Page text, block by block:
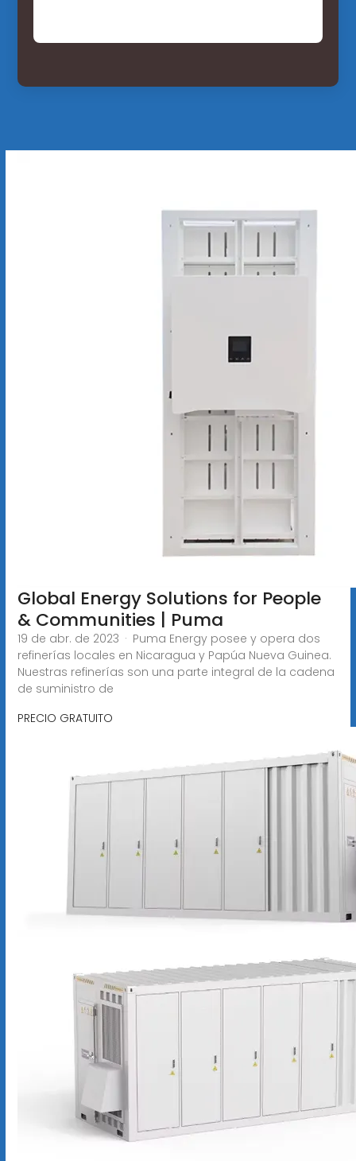
Global Energy Solutions for People
& Communities | Puma
19 de abr. de 2023 · Puma Energy posee y opera dos
refinerías locales en Nicaragua y Papúa Nueva Guinea.
Nuestras refinerías son una parte integral de la cadena
de suministro de
PRECIO GRATUITO